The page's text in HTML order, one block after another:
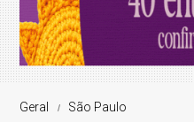
Geral São Paulo